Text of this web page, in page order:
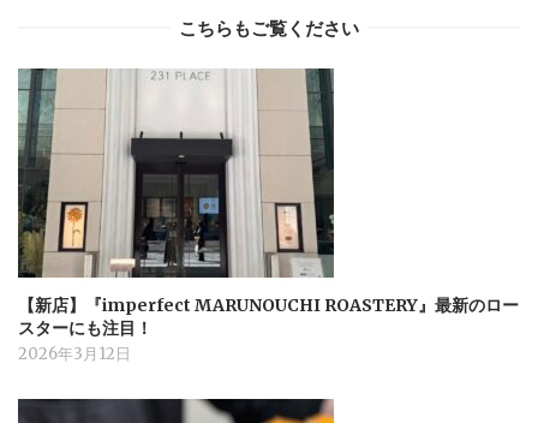
こちらもご覧ください
【新店】『imperfect MARUNOUCHI ROASTERY』最新のロー
スターにも注目！
2026年3月12日